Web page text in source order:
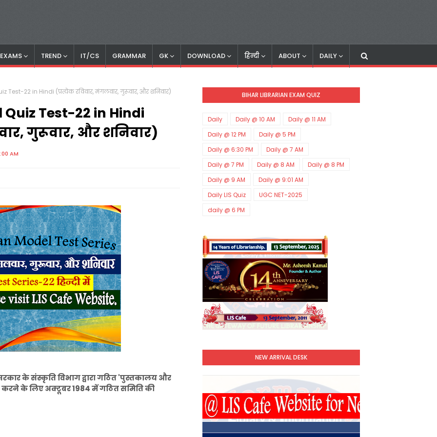
TREND IT/CS GRAMMAR GK DOWNLOAD हिन्दी ABOUT DAILY
Test-22 in Hindi (प्रत्येक रविवार, मंगलवार, गुरूवार, और शनिवार)
Test-22 in Hindi
गुरूवार, और शनिवार)
AM
के संस्कृति विभाग द्वारा गठित 'पुस्तकालय और
करने के लिए अक्टूबर 1984 में गठित समिति की
BIHAR LIBRARIAN EXAM QUIZ
Daily Daily @ 10 AM
Daily @ 11 AM
Daily @ 12 PM
Daily @ 5 PM
Daily @ 6:30 PM
Daily @ 7 AM
Daily @ 7 PM
Daily @ 8 AM
Daily @ 8 PM
Daily @ 9 AM
Daily @ 9:01 AM
Daily LIS Quiz
UGC NET-2025
daily @ 6 PM
NEW ARRIVAL DESK